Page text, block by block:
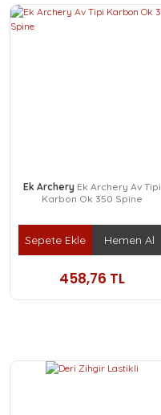
Ek Archery Ek Archery Av Tipi
Karbon Ok 350 Spine
Sepete Ekle Hemen Al
458,76 TL